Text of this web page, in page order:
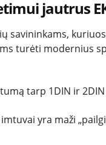
jautrus
savininkams,
turėti modernius
tarp 1DIN ir
yra maži